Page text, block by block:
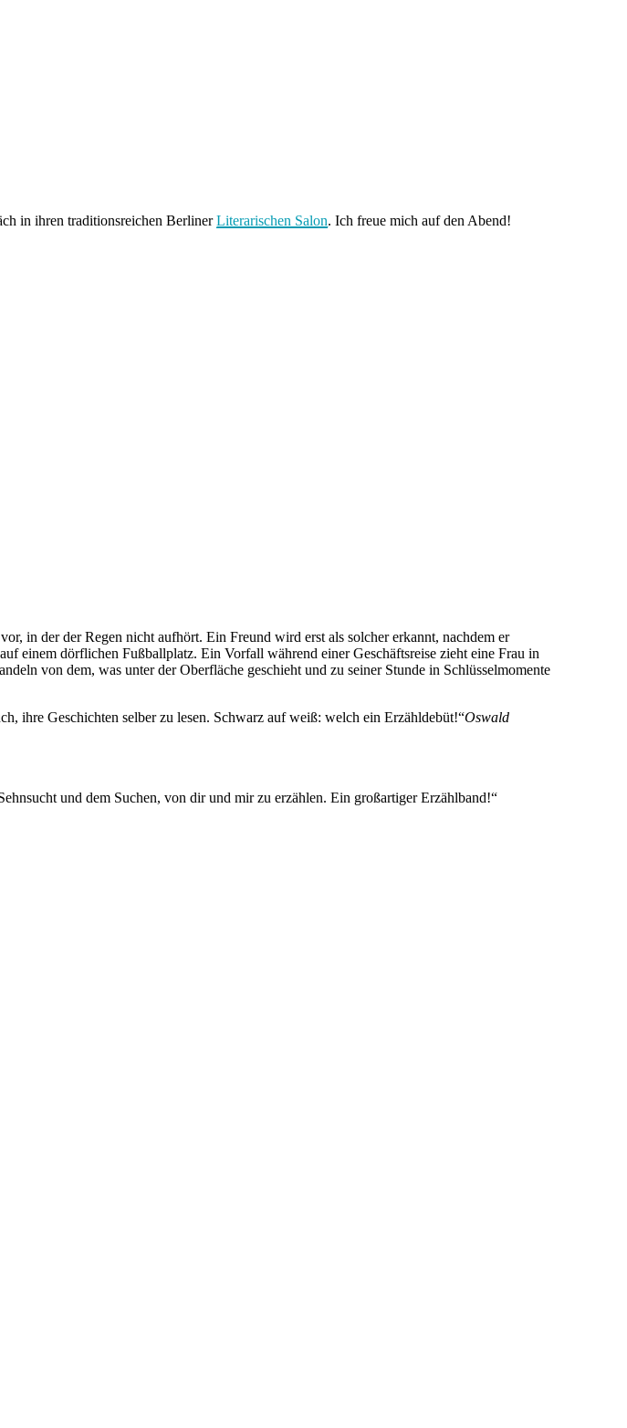
in ihren traditionsreichen BerlinerLiterarischen Salon. Ich freue mich auf den Abend!
in der der Regen nicht aufhört. Ein Freund wird erst als solcher erkannt, nachdem er
einem dörflichen Fußballplatz. Ein Vorfall während einer Geschäftsreise zieht eine Frau in
von dem, was unter der Oberfläche geschieht und zu seiner Stunde in Schlüsselmomente
ihre Geschichten selber zu lesen. Schwarz auf weiß: welch ein Erzähldebüt!“Oswald
und dem Suchen, von dir und mir zu erzählen. Ein großartiger Erzählband!“